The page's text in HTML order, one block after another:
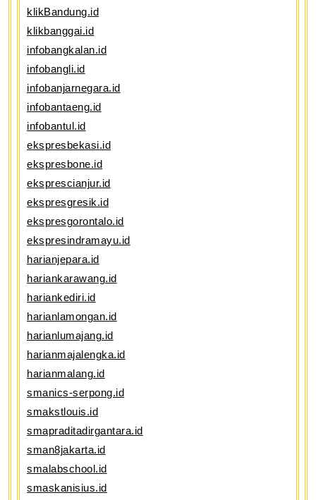
klikBandung.id
klikbanggai.id
infobangkalan.id
infobangli.id
infobanjarnegara.id
infobantaeng.id
infobantul.id
ekspresbekasi.id
ekspresbone.id
eksprescianjur.id
ekspresgresik.id
ekspresgorontalo.id
ekspresindramayu.id
harianjepara.id
hariankarawang.id
hariankediri.id
harianlamongan.id
harianlumajang.id
harianmajalengka.id
harianmalang.id
smanics-serpong.id
smakstlouis.id
smapraditadirgantara.id
sman8jakarta.id
smalabschool.id
smaskanisius.id